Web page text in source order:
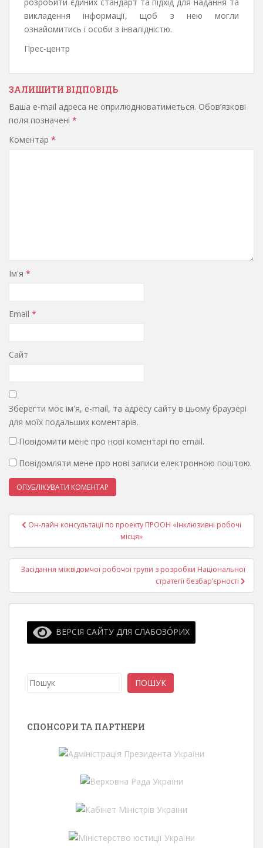
викладення інформації, щоб з нею могли
ознайомитись і особи з інвалідністю.
Прес-центр
ЗАЛИШИТИ ВІДПОВІДЬ
Ваша e-mail адреса не оприлюднюватиметься. Обов’язкові
поля позначені *
Коментар *
Ім'я *
Email *
Сайт
Зберегти моє ім'я, e-mail, та адресу сайту в цьому браузері
для моїх подальших коментарів.
Повідомити мене про нові коментарі по email.
Повідомляти мене про нові записи електронною поштою.
Навігація
Он-лайн консультації по проекту ПРООН «Інклюзивні робочі
місця»
Засідання міжвідомчої робочої групи з розробки Національної
стратегії безбар’єрності
ВЕРСІЯ САЙТУ ДЛЯ СЛАБОЗО́РИХ
Пошук ПОШУК
СПОНСОРИ ТА ПАРТНЕРИ